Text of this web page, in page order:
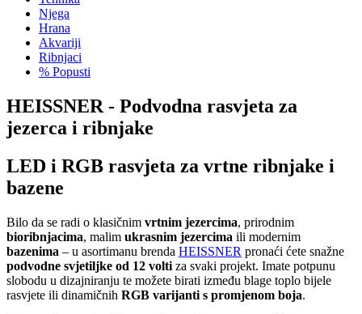
Njega
Hrana
Akvariji
Ribnjaci
% Popusti
HEISSNER - Podvodna rasvjeta za
jezerca i ribnjake
LED i RGB rasvjeta za vrtne ribnjake i
bazene
Bilo da se radi o klasičnim vrtnim jezercima, prirodnim
bioribnjacima, malim ukrasnim jezercima ili modernim
bazenima – u asortimanu brenda HEISSNER pronaći ćete snažne
podvodne svjetiljke od 12 volti za svaki projekt. Imate potpunu
slobodu u dizajniranju te možete birati između blage toplo bijele
rasvjete ili dinamičnih RGB varijanti s promjenom boja.